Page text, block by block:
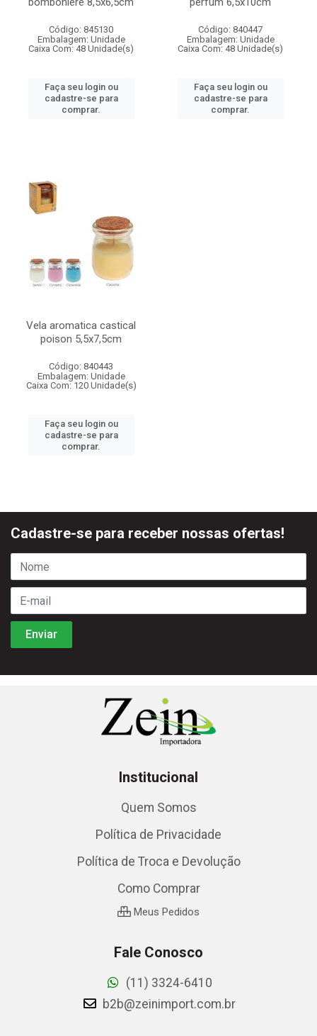
Código: 845130
Embalagem: Unidade
Caixa Com: 48 Unidade(s)
Faça seu login ou
cadastre-se para
comprar.
Código: 840447
Embalagem: Unidade
Caixa Com: 48 Unidade(s)
Faça seu login ou
cadastre-se para
comprar.
Vela aromatica castical
poison 5,5x7,5cm
Código: 840443
Embalagem: Unidade
Caixa Com: 120 Unidade(s)
Faça seu login ou
cadastre-se para
comprar.
Cadastre-se para receber nossas ofertas!
Institucional
Quem Somos
Política de Privacidade
Política de Troca e Devolução
Como Comprar
Meus Pedidos
Fale Conosco
(11) 3324-6410
b2b@zeinimport.com.br